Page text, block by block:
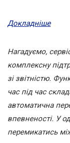
Докладніше
Нагадуємо,
комплексну
зі звітністю.
час під час
автоматична
впевненості. У
перемикатись